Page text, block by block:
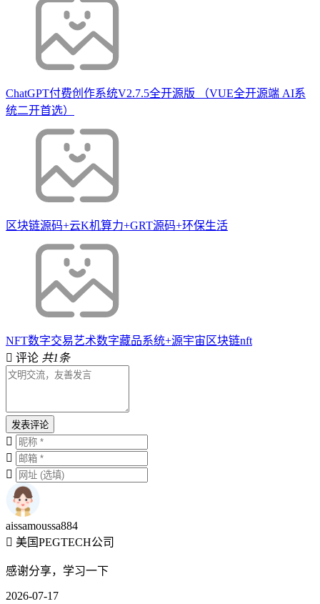
ChatGPT付费创作系统V2.7.5全开源版 （VUE全开源端 AI系
统二开首选）
区块链源码+云K机算力+GRT源码+环保生活
NFT数字交易艺术数字藏品系统+源宇宙区块链nft
评论 共1条
发表评论
aissamoussa884
美国PEGTECH公司
感谢分享，学习一下
2026-07-17